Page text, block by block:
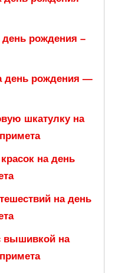
день рождения –
день рождения —
шкатулку на
на день
на день
вышивкой на